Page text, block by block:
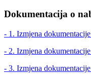
Dokumentacija o
- 1. Izmjena
- 2. Izmjena
- 3. Izmjena